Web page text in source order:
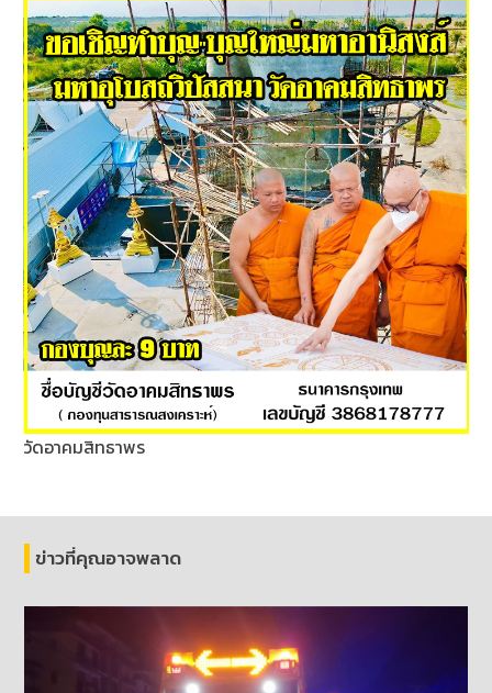
วัดอาคมสิทธาพร
ข่าวที่คุณอาจพลาด